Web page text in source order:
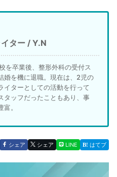
ター / Y.N
を卒業後、整形外科の受付ス
婚を機に退職。現在は、2児の
イターとしての活動を行って
タッフだったこともあり、事
。
シェア シェア LINE はてブ